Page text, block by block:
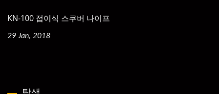
KN-100 접이식 스쿠버 나이프
29 Jan, 2018